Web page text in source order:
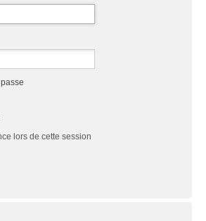
lors de cette session